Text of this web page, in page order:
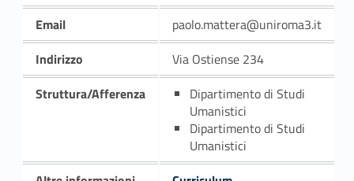
Email
paolo.mattera@uniroma3.it
Indirizzo
Via Ostiense 234
Struttura/Afferenza
Dipartimento di Studi
Umanistici
Dipartimento di Studi
Umanistici